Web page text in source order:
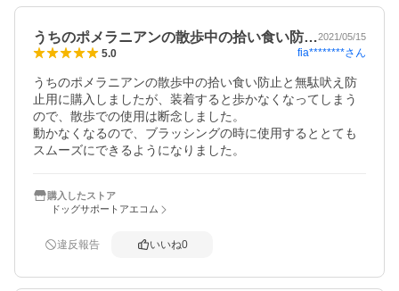
うちのポメラニアンの散歩中の拾い食い防…2021/05/15
5.0 fia********さん
うちのポメラニアンの散歩中の拾い食い防止と無駄吠え防
止用に購入しましたが、装着すると歩かなくなってしまう
ので、散歩での使用は断念しました。
動かなくなるので、ブラッシングの時に使用するととても
スムーズにできるようになりました。
購入したストア
ドッグサポートアエコム
違反報告 いいね0